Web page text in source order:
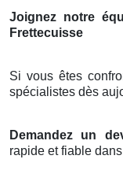
Joignez notre
Frettecuisse
Si vous êtes
spécialistes dès
Demandez un
rapide et fiable